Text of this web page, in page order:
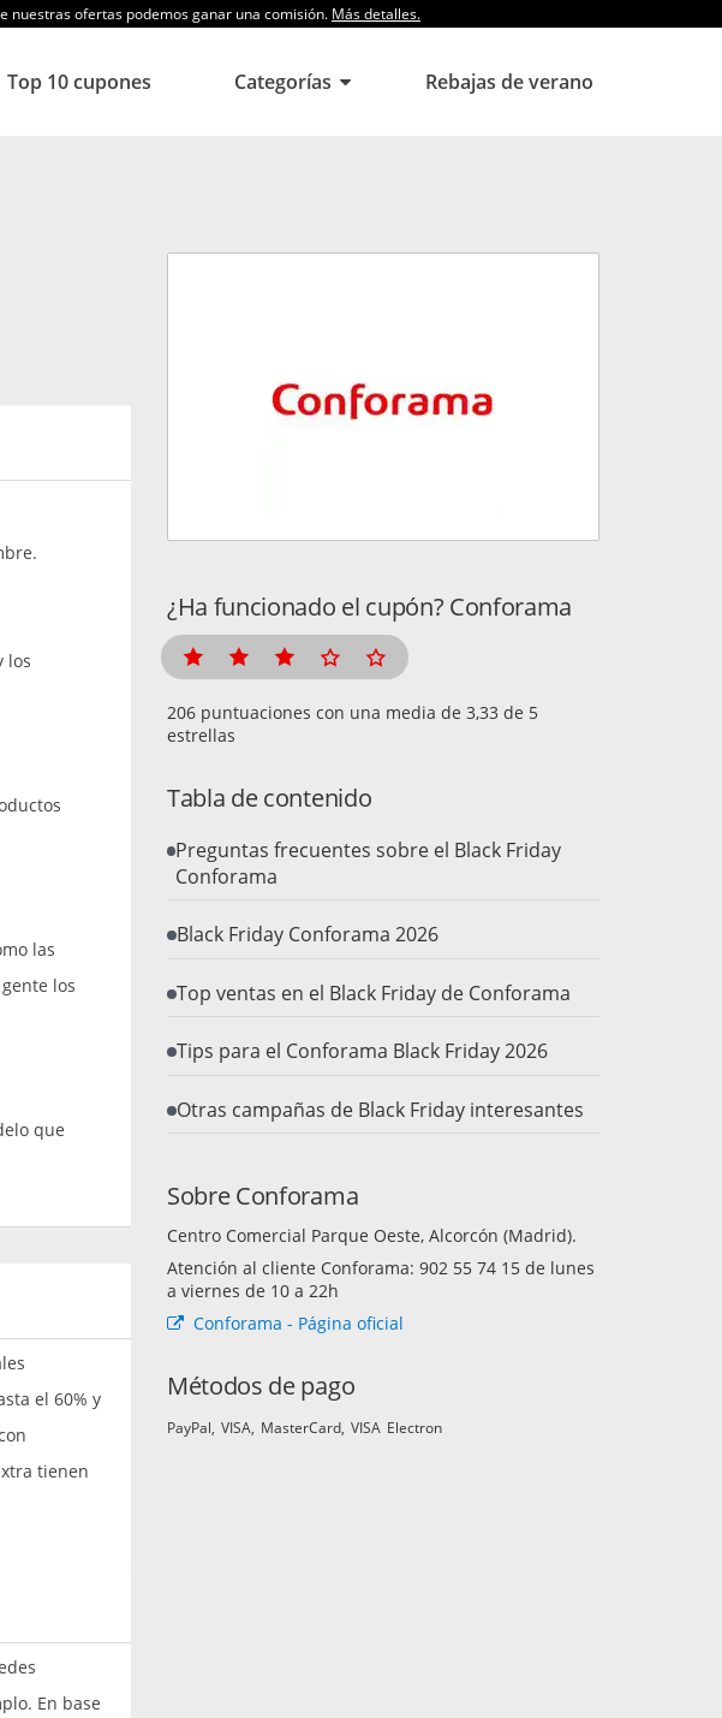
nuestras ofertas podemos ganar una comisión. Más detalles.
Top 10 cupones Categorías Rebajas de verano
los
las
los
que
el 60% y
tienen
En base
¿Ha funcionado el cupón? Conforama
puntuaciones con una media de
de 5
estrellas
Tabla de contenido
Preguntas frecuentes sobre el Black Friday
Conforama
Black Friday Conforama 2026
Top ventas en el Black Friday de Conforama
Tips para el Conforama Black Friday 2026
Otras campañas de Black Friday interesantes
Sobre Conforama
Centro Comercial Parque Oeste, Alcorcón (Madrid).
Atención al cliente Conforama: 902 55 74 15 de lunes
a viernes de 10 a 22h
Conforama - Página oficial
Métodos de pago
PayPal VISA MasterCard VISA Electron